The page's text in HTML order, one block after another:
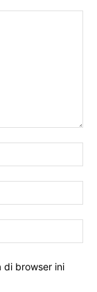
di browser ini